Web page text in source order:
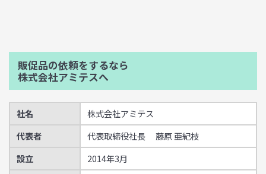
販促品の依頼をするなら
株式会社アミテスへ
社名
株式会社アミテス
代表者
代表取締役社長 藤原 亜紀枝
設立
2014年3月